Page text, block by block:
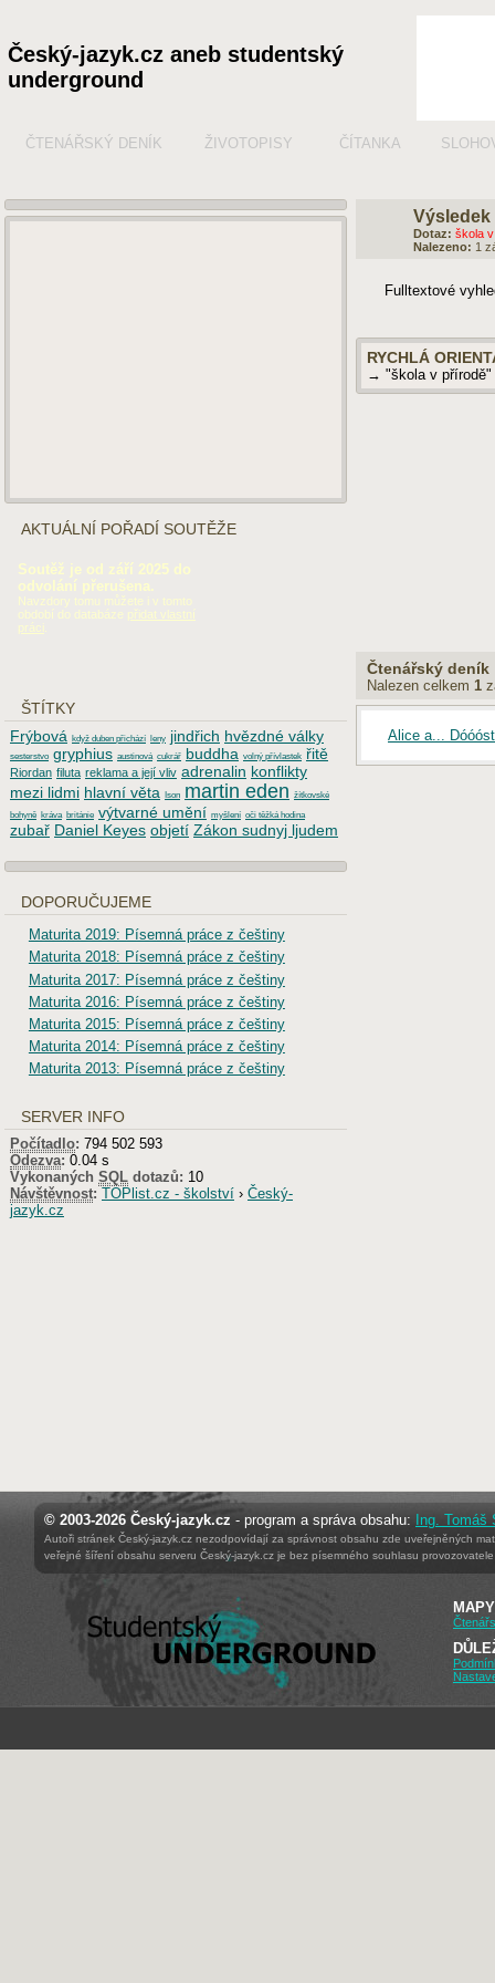
Český-jazyk.cz aneb studentský
underground
ČTENÁŘSKÝ DENÍK ŽIVOTOPISY ČÍTANKA
Výsledek
Dotaz: škola
Nalezeno: 1
Fulltextové
RYCHLÁ
→ "škola v
Čtenářský deník
Nalezen celkem 1
Alice a...
AKTUÁLNÍ POŘADÍ SOUTĚŽE
Soutěž je od září 2025 do
odvolání přerušena.
Navzdory tomu můžete i v tomto
období do databáze přidat vlastní
práci
ŠTÍTKY
Frýbová když duben přichází leny jindřich hvězdné války
sesterstvo gryphius austinová cukrář buddha volný přívlastek řitě
Riordan filuta reklama a její vliv adrenalin konflikty
mezi lidmi hlavní věta Ison martin eden žítkovské
bohyně kráva británie výtvarné umění myšlení oči těžká hodina
zubař Daniel Keyes objetí Zákon sudnyj ljudem
DOPORUČUJEME
Maturita 2019: Písemná práce z češtiny
Maturita 2018: Písemná práce z češtiny
Maturita 2017: Písemná práce z češtiny
Maturita 2016: Písemná práce z češtiny
Maturita 2015: Písemná práce z češtiny
Maturita 2014: Písemná práce z češtiny
Maturita 2013: Písemná práce z češtiny
SERVER INFO
Počítadlo: 794 502 593
Odezva: 0.04 s
Vykonaných SQL dotazů: 10
Návštěvnost: TOPlist.cz - školství › Český-
jazyk.cz
© 2003-2026 Český-jazyk.cz - program a správa obsahu: Ing. Tomáš
Autoři stránek Český-jazyk.cz nezodpovídají za správnost obsahu zde uveřejněných
veřejné šíření obsahu serveru Český-jazyk.cz je bez písemného souhlasu